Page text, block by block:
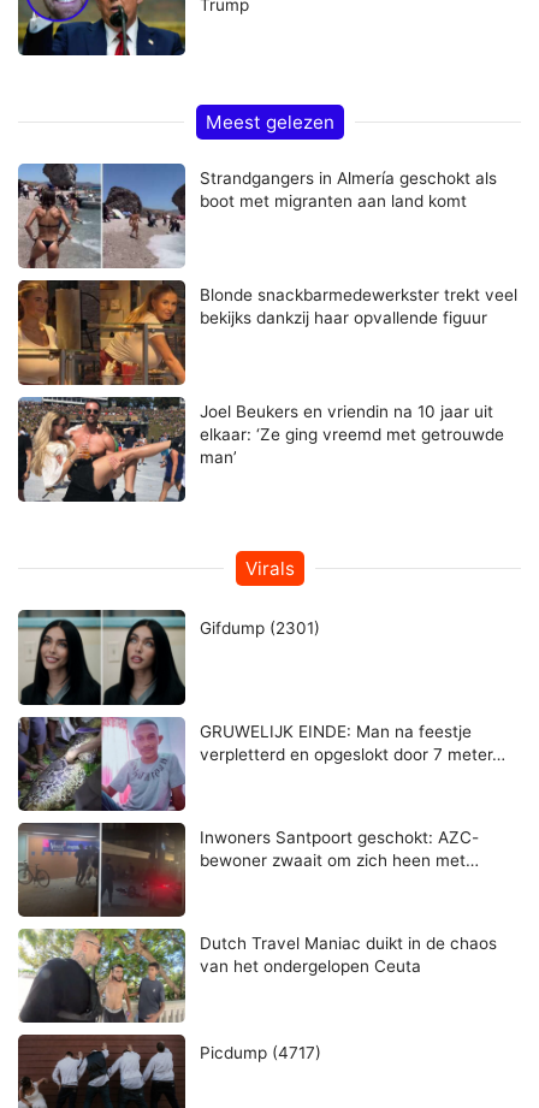
Trump
Meest gelezen
Strandgangers in Almería geschokt als
boot met migranten aan land komt
Blonde snackbarmedewerkster trekt veel
bekijks dankzij haar opvallende figuur
Joel Beukers en vriendin na 10 jaar uit
elkaar: ‘Ze ging vreemd met getrouwde
man’
Virals
Gifdump (2301)
GRUWELIJK EINDE: Man na feestje
verpletterd en opgeslokt door 7 meter…
Inwoners Santpoort geschokt: AZC-
bewoner zwaait om zich heen met…
Dutch Travel Maniac duikt in de chaos
van het ondergelopen Ceuta
Picdump (4717)